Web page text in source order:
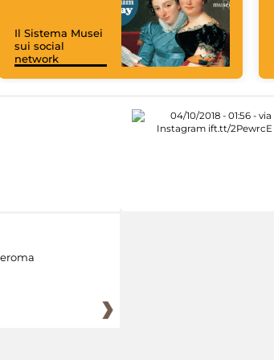
Il Sistema Musei
sui social
network